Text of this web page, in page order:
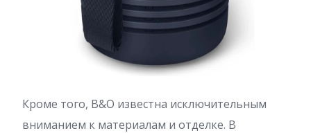
Кроме того, B&O известна исключительным
вниманием к материалам и отделке. В